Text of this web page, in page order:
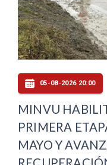
05-08-2026 19:00
PUNTA
OFICINA
COMPLETA